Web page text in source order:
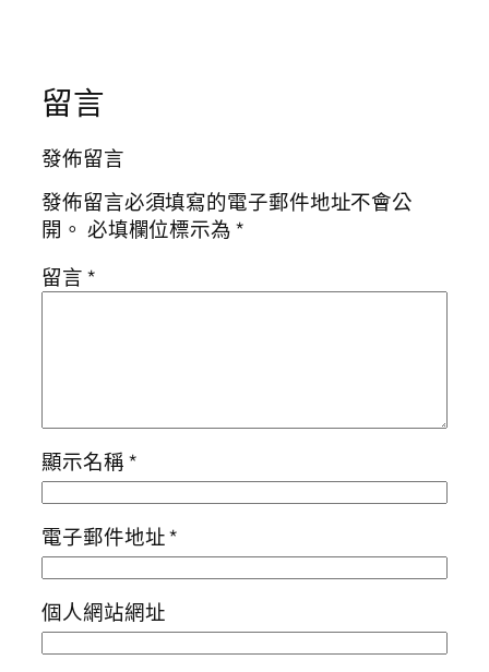
留言
發佈留言
發佈留言必須填寫的電子郵件地址不會公
開。 必填欄位標示為*
留言*
顯示名稱*
電子郵件地址*
個人網站網址